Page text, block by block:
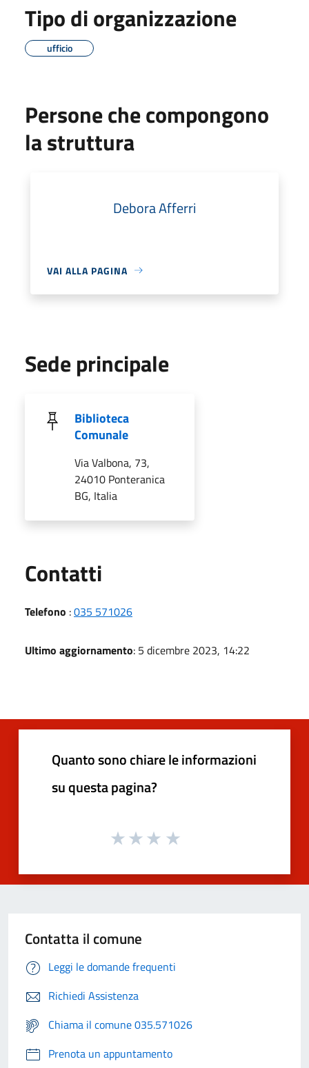
Tipo di organizzazione
ufficio
Persone che compongono
la struttura
Debora Afferri
VAI ALLA PAGINA
Sede principale
Biblioteca
Comunale
Via Valbona, 73,
24010 Ponteranica
BG, Italia
Contatti
Telefono :035 571026
Ultimo aggiornamento: 5 dicembre 2023, 14:22
Quanto sono chiare le informazioni
su questa pagina?
Contatta il comune
Leggi le domande frequenti
Richiedi Assistenza
Chiama il comune 035.571026
Prenota un appuntamento